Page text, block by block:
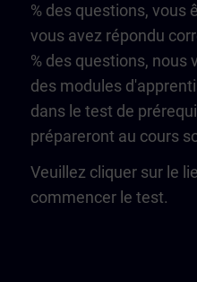
% des questions, vous
vous avez répondu
% des questions,
des modules
dans le test de
prépareront au cours
Veuillez cliquer sur le
commencer le test.